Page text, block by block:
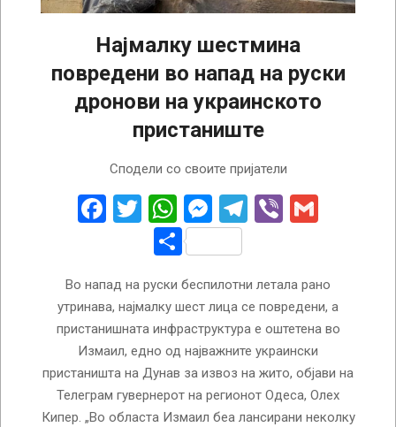
Најмалку шестмина
повредени во напад на руски
дронови на украинското
пристаниште
Сподели со своите пријатели
Facebook
Twitter
WhatsApp
Messenger
Telegram
Viber
Share
Во напад на руски беспилотни летала рано
утринава, најмалку шест лица се повредени, а
пристанишната инфраструктура е оштетена во
Измаил, едно од најважните украински
пристаништа на Дунав за извоз на жито, објави на
Телеграм гувернерот на регионот Одеса, Олех
Кипер. „Во областа Измаил беа лансирани неколку